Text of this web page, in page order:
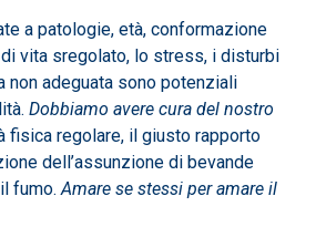
a patologie, età, conformazione
vita sregolato, lo stress, i disturbi
non adeguata sono potenziali
Dobbiamo avere cura del nostro
fisica regolare, il giusto rapporto
dell’assunzione di bevande
fumo. Amare se stessi per amare il